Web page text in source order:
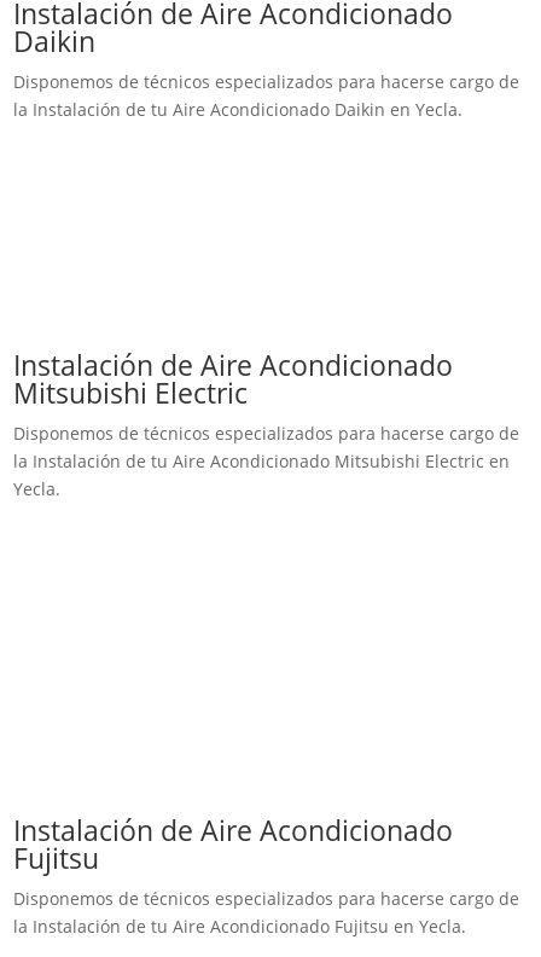
Instalación de Aire Acondicionado
Daikin
Disponemos de técnicos especializados para hacerse cargo de
la Instalación de tu Aire Acondicionado Daikin en Yecla.
Instalación de Aire Acondicionado
Mitsubishi Electric
Disponemos de técnicos especializados para hacerse cargo de
la Instalación de tu Aire Acondicionado Mitsubishi Electric en
Yecla.
Instalación de Aire Acondicionado
Fujitsu
Disponemos de técnicos especializados para hacerse cargo de
la Instalación de tu Aire Acondicionado Fujitsu en Yecla.